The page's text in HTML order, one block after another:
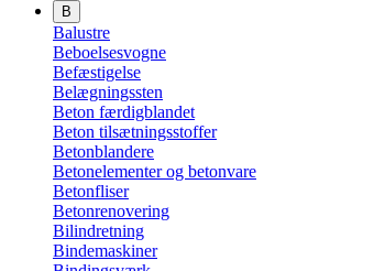
B
Balustre
Beboelsesvogne
Befæstigelse
Belægningssten
Beton færdigblandet
Beton tilsætningsstoffer
Betonblandere
Betonelementer og betonvare
Betonfliser
Betonrenovering
Bilindretning
Bindemaskiner